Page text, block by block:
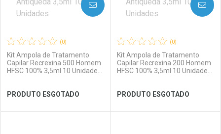
Ver Desconto Convênio Ver Desconto Convênio
(0)
Kit Ampola de Tratamento
Capilar Recrexina 500 Homem
HFSC 100% 3,5ml 10 Unidades
PRODUTO ESGOTADO
AVISE-ME
(0)
Kit Ampola de Tratamento
Capilar Recrexina 200 Homem
HFSC 100% 3,5ml 10 Unidades
PRODUTO ESGOTADO
AVISE-ME